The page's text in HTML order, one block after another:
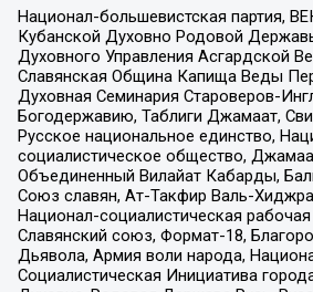
Национал-большевистская партия,
Кубанской Духовно Родовой
Духовного Управления Асгардской
Славянская Община Капища Веды
Духовная Семинария Староверов-
Богодержавию, Таблиги Джамаат,
Русское национальное единство,
социалистическое общество,
Объединенный Вилайат Кабарды,
Союз славян, Ат-Такфир Валь-
Национал-социалистическая рабочая
Славянский союз, Формат-18,
Дьявола, Армия воли народа,
Социалистическая Инициатива